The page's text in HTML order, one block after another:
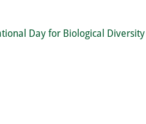
Day for Biological